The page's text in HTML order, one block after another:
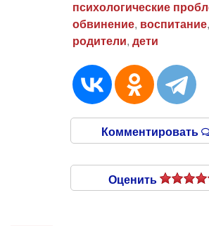
психологические
обвинение, воспитание,
родители, дети
Комментировать
Оценить